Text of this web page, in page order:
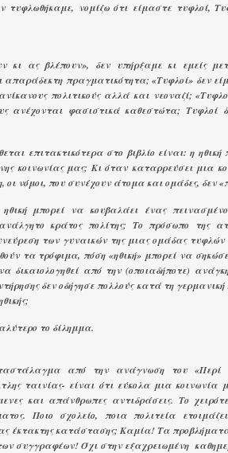
τυφλωθήκαμε, νομίζω ότι είμαστε τυφλοί,
κι ας βλέπουν», δεν υπήρξαμε κι εμείς
απαράδεκτη πραγματικότητα; «Τυφλοί» δεν
πολιτικούς αλλά και νεοναζί;
ανέχονται φασιστικά καθεστώτα;
επιτακτικότερα στο βιβλίο είναι: η
κοινωνίας μας; Κι όταν καταρρεύσει μια
οι νόμοι, που συνέχουν άτομα και ομάδες, δεν
μπορεί να κουβαλάει ένας
κράτος πολίτης; Το πρόσωπο της
των γυναικών της μιας ομάδας τυφλών
τα τρόφιμα, πόση «ηθική» μπορεί να
δικαιολογηθεί από την (οποιαδήποτε)
δεν οδήγησε πολλούς κατά τη
το δίλημμα.
από την ανάγνωση του «Περί
ταινίας- είναι ότι εύκολα μια κοινωνία
και απάνθρωπες αντιδράσεις. Το
Ποιο σχολείο, ποια πολιτεία
έκτακτης κατάστασης; Καμία! Τα
συγγραφέων! Όχι στην εξαχρειωμένη